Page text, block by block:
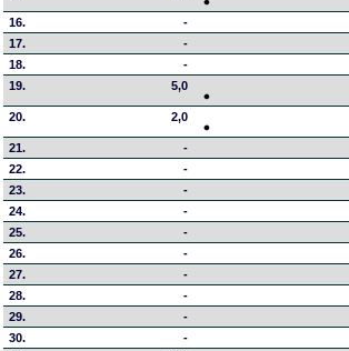
16. -
17.
-
18.
-
19.
5,0
20. 2,0
21. -
22.
-
23.
-
24.
-
25.
-
26.
-
27.
-
28.
-
29.
-
30.
-